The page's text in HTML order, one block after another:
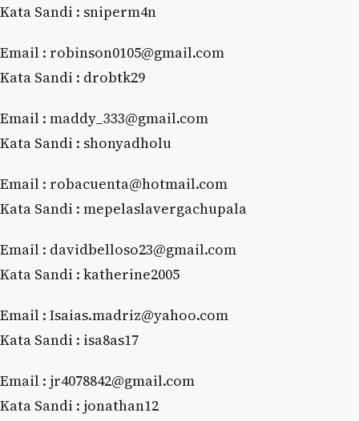
Kata Sandi : sniperm4n
Email : robinson0105@gmail.com
Kata Sandi : drobtk29
Email : maddy_333@gmail.com
Kata Sandi : shonyadholu
Email : robacuenta@hotmail.com
Kata Sandi : mepelaslavergachupala
Email : davidbelloso23@gmail.com
Kata Sandi : katherine2005
Email : Isaias.madriz@yahoo.com
Kata Sandi : isa8as17
Email : jr4078842@gmail.com
Kata Sandi : jonathan12